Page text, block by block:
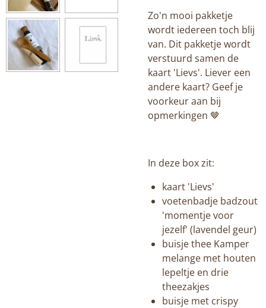
Zo'n mooi pakketje
wordt iedereen toch blij
van. Dit pakketje wordt
verstuurd samen de
kaart 'Lievs'. Liever een
andere kaart? Geef je
voorkeur aan bij
opmerkingen 🤎
In deze box zit:
kaart 'Lievs'
voetenbadje badzout
'momentje voor
jezelf' (lavendel geur)
buisje thee Kamper
melange met houten
lepeltje en drie
theezakjes
buisje met crispy